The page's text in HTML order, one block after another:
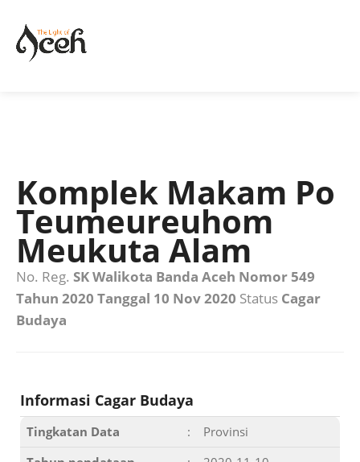
Komplek Makam Po
Teumeureuhom
Meukuta Alam
No. Reg. SK Walikota Banda Aceh Nomor 549
Tahun 2020 Tanggal 10 Nov 2020 Status Cagar
Budaya
Informasi Cagar Budaya
Tingkatan Data :
Provinsi